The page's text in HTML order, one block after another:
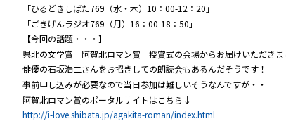
「ひるどきしばた769（水・木）10：00-12：20」
「ごきげんラジオ769（月）16：00-18：50」
【今回の話題・・・】
県北の文学賞「阿賀北ロマン賞」授賞式の会場からお届けいただきま
俳優の石坂浩二さんをお招きしての朗読会もあるんだそうです！
事前申し込みが必要なので当日参加は難しいそうなんですが・・
阿賀北ロマン賞のポータルサイトはこちら↓
http://i-love.shibata.jp/agakita-roman/index.html